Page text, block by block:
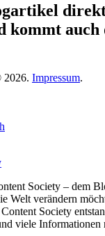
kommt auch
2026. Impressum.
Society – dem
Welt verändern
Society
viele Informationen